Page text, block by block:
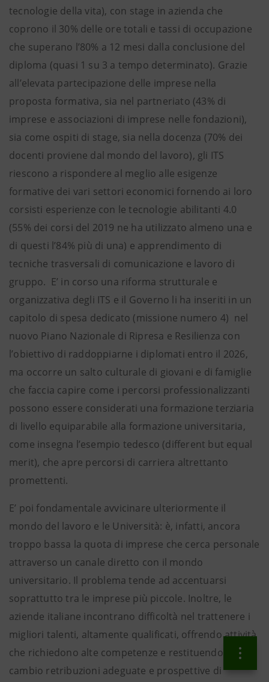
tecnologie della vita), con stage in azienda che
coprono il 30% delle ore totali e tassi di occupazione
che superano l’80% a 12 mesi dalla conclusione del
diploma (quasi 1 su 3 a tempo determinato). Grazie
all’elevata partecipazione delle imprese nella
proposta formativa, sia nel partneriato (43% di
imprese e associazioni di imprese nelle fondazioni),
sia come ospiti di stage, sia nella docenza (70% dei
docenti proviene dal mondo del lavoro), gli ITS
riescono a rispondere al meglio alle esigenze
formative dei vari settori economici fornendo ai loro
corsisti esperienze con le tecnologie abilitanti 4.0
(55% dei corsi del 2019 ne ha utilizzato almeno una e
di questi l’84% più di una) e apprendimento di
tecniche trasversali di comunicazione e lavoro di
gruppo. E’ in corso una riforma strutturale e
organizzativa degli ITS e il Governo li ha inseriti in un
capitolo di spesa dedicato (missione numero 4) nel
nuovo Piano Nazionale di Ripresa e Resilienza con
l’obiettivo di raddoppiarne i diplomati entro il 2026,
ma occorre un salto culturale di giovani e di famiglie
che faccia capire come i percorsi professionalizzanti
possono essere considerati una formazione terziaria
di livello equiparabile alla formazione universitaria,
come insegna l’esempio tedesco (different but equal
merit), che apre percorsi di carriera altrettanto
promettenti.
E’ poi fondamentale avvicinare ulteriormente il
mondo del lavoro e le Università: è, infatti, ancora
troppo bassa la quota di imprese che cerca personale
attraverso un canale diretto con il mondo
universitario. Il problema tende ad accentuarsi
soprattutto tra le imprese più piccole. Inoltre, le
aziende italiane incontrano difficoltà nel trattenere i
migliori talenti, altamente qualificati, offrendo attività
che richiedono alte competenze e restituendo in
cambio retribuzioni adeguate e prospettive di